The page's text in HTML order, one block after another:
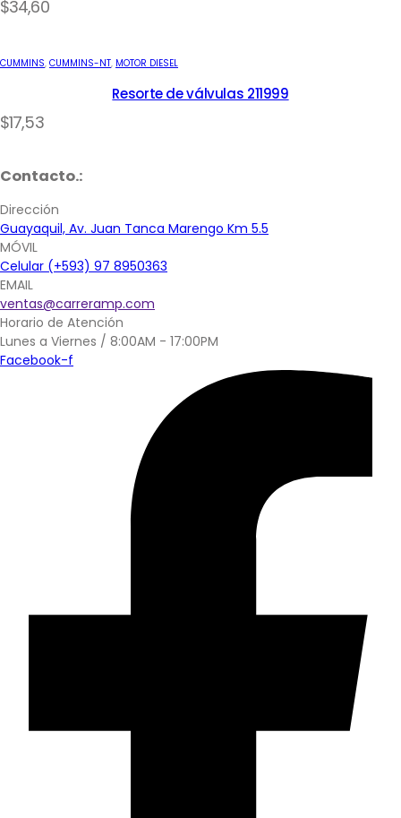
$34,60
CUMMINS, CUMMINS-NT, MOTOR DIESEL
Resorte de válvulas 211999
$17,53
Contacto.:
Dirección
Guayaquil, Av. Juan Tanca Marengo Km 5.5
MÓVIL
Celular (+593) 97 8950363
EMAIL
ventas@carreramp.com
Horario de Atención
Lunes a Viernes / 8:00AM - 17:00PM
Facebook-f